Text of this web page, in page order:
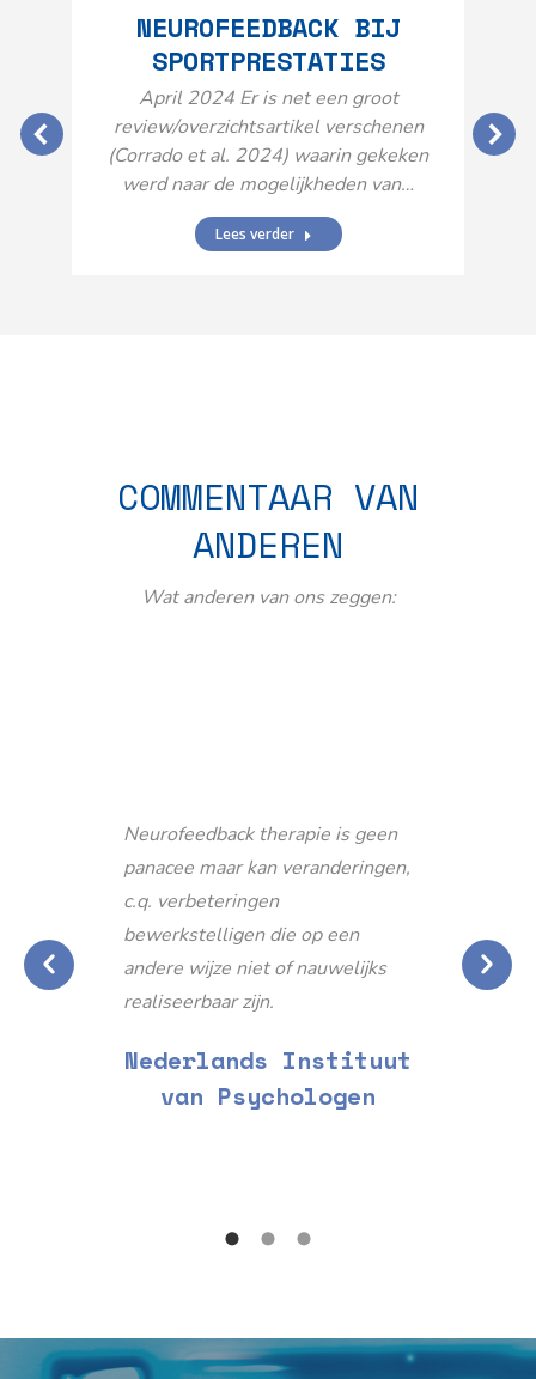
NEUROFEEDBACK BIJ
SPORTPRESTATIES
April 2024 Er is net een groot
review/overzichtsartikel verschenen
(Corrado et al. 2024) waarin gekeken
werd naar de mogelijkheden van…
Lees verder
COMMENTAAR VAN
ANDEREN
Wat anderen van ons zeggen:
Neurofeedback therapie is geen
panacee maar kan veranderingen,
c.q. verbeteringen
bewerkstelligen die op een
andere wijze niet of nauwelijks
realiseerbaar zijn.
Nederlands Instituut
van Psychologen